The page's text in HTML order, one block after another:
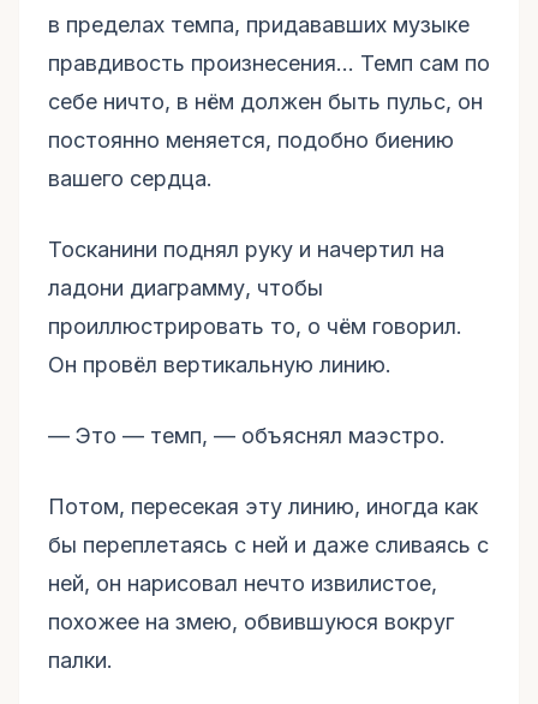
в пределах темпа, придававших музыке
правдивость произнесения… Темп сам по
себе ничто, в нём должен быть пульс, он
постоянно меняется, подобно биению
вашего сердца.
Тосканини поднял руку и начертил на
ладони диаграмму, чтобы
проиллюстрировать то, о чём говорил.
Он провёл вертикальную линию.
–– Это –– темп, –– объяснял маэстро.
Потом, пересекая эту линию, иногда как
бы переплетаясь с ней и даже сливаясь с
ней, он нарисовал нечто извилистое,
похожее на змею, обвившуюся вокруг
палки.